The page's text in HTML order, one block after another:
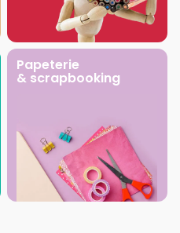
Papeterie
& scrapbooking